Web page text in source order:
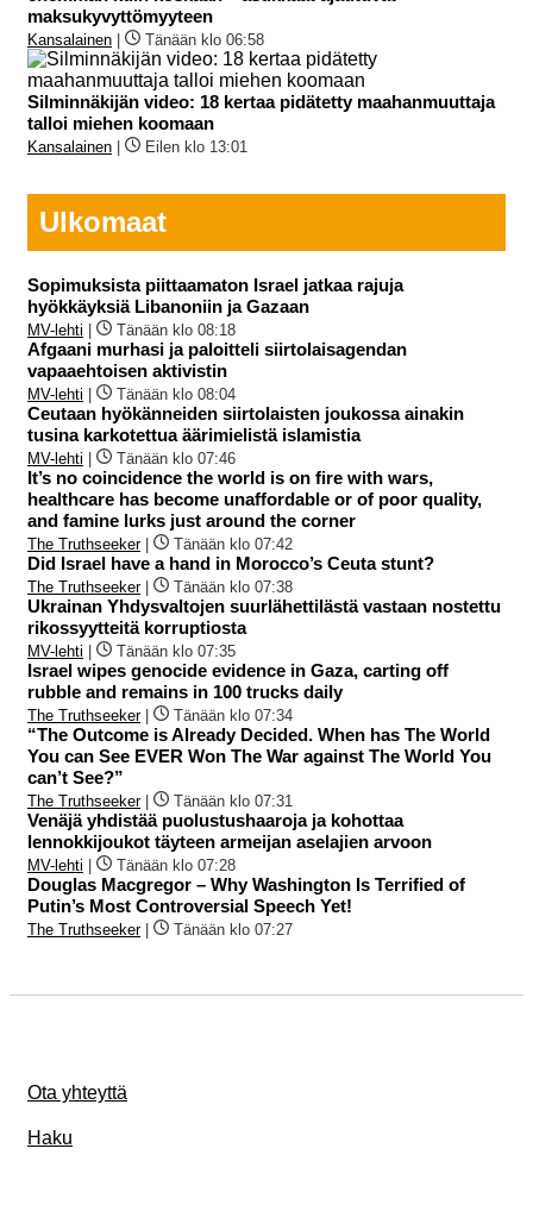
maksukyvyttömyyteen
Kansalainen Tänään klo 06:58
Silminnäkijän video: 18 kertaa pidätetty maahanmuuttaja
talloi miehen koomaan
Kansalainen Eilen klo 13:01
Ulkomaat
Sopimuksista piittaamaton Israel jatkaa rajuja
hyökkäyksiä Libanoniin ja Gazaan
MV-lehti Tänään klo 08:18
Afgaani murhasi ja paloitteli siirtolaisagendan
vapaaehtoisen aktivistin
MV-lehti Tänään klo 08:04
Ceutaan hyökänneiden siirtolaisten joukossa ainakin
tusina karkotettua äärimielistä islamistia
MV-lehti Tänään klo 07:46
It’s no coincidence the world is on fire with wars,
healthcare has become unaffordable or of poor quality,
and famine lurks just around the corner
The Truthseeker| Tänään klo 07:42
Did Israel have a hand in Morocco’s Ceuta stunt?
The Truthseeker| Tänään klo 07:38
Ukrainan Yhdysvaltojen suurlähettilästä vastaan nostettu
rikossyytteitä korruptiosta
MV-lehti Tänään klo 07:35
Israel wipes genocide evidence in Gaza, carting off
rubble and remains in 100 trucks daily
The Truthseeker| Tänään klo 07:34
“The Outcome is Already Decided. When has The World
You can See EVER Won The War against The World You
can’t See?”
The Truthseeker| Tänään klo 07:31
Venäjä yhdistää puolustushaaroja ja kohottaa
lennokkijoukot täyteen armeijan aselajien arvoon
MV-lehti Tänään klo 07:28
Douglas Macgregor – Why Washington Is Terrified of
Putin’s Most Controversial Speech Yet!
The Truthseeker| Tänään klo 07:27
Ota yhteyttä
Haku